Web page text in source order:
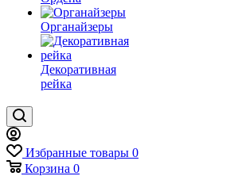
Органайзеры
Декоративная
рейка
Избранные товары 0
Корзина 0